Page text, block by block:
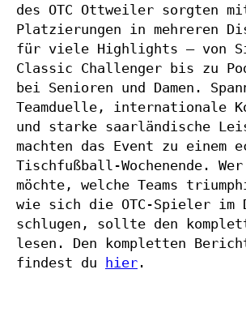
des OTC Ottweiler sorgten
Platzierungen in mehreren
für viele Highlights – von
Classic Challenger bis zu
bei Senioren und Damen.
Teamduelle, internationale
und starke saarländische
machten das Event zu einem
Tischfußball-Wochenende.
möchte, welche Teams
wie sich die OTC-Spieler im
schlugen, sollte den
lesen. Den kompletten
findest du hier .